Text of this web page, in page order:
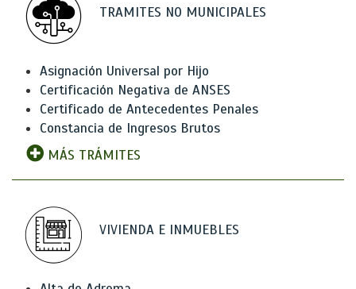
TRAMITES NO MUNICIPALES
Asignación Universal por Hijo
Certificación Negativa de ANSES
Certificado de Antecedentes Penales
Constancia de Ingresos Brutos
MÁS TRÁMITES
VIVIENDA E INMUEBLES